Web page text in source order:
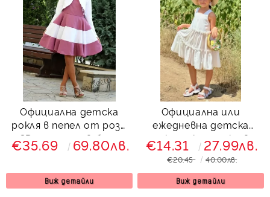
Официална детска
рокля в пепел от рози
с 3D пеперуди в бяло с
болеро в бяло
€35.69 69.80лв.
Виж детайли
Официална или
ежедневна детска
рокля с къдрички в
екрю 77488293
€14.31 27.99лв.
€20.45 40.00лв.
Виж детайли